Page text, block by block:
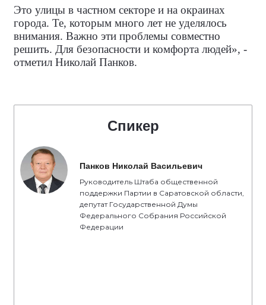
Это улицы в частном секторе и на окраинах
города. Те, которым много лет не уделялось
внимания. Важно эти проблемы совместно
решить. Для безопасности и комфорта людей», -
отметил Николай Панков.
Спикер
Панков Николай Васильевич
Руководитель Штаба общественной
поддержки Партии в Саратовской области,
депутат Государственной Думы
Федерального Собрания Российской
Федерации